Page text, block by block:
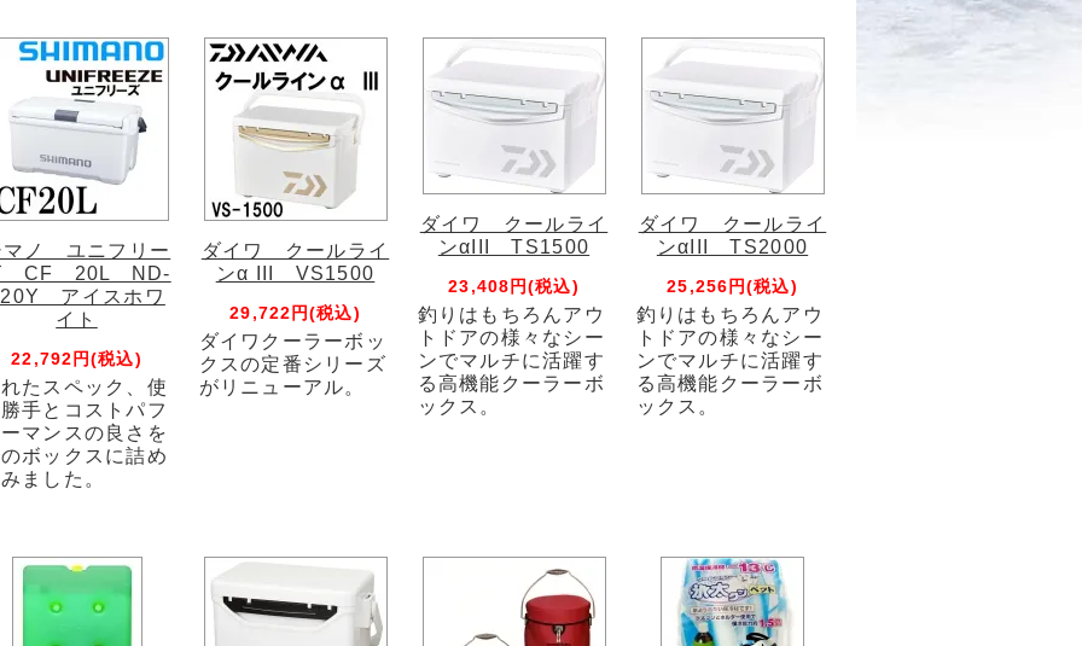
マノ ユニフリー
CF 20L ND-
アイスホワ
イト
22,792円(税込)
たスペック、使
手とコストパフ
マンスの良さを
ボックスに詰め
ました。
ダイワ クールライ
ンα III VS1500
29,722円(税込)
ダイワクーラーボッ
クスの定番シリーズ
がリニューアル。
ダイワ クールライ
ンαIII TS1500
23,408円(税込)
釣りはもちろんアウ
トドアの様々なシー
ンでマルチに活躍す
る高機能クーラーボ
ックス。
ダイワ クールライ
ンαIII TS2000
25,256円(税込)
釣りはもちろんアウ
トドアの様々なシー
ンでマルチに活躍す
る高機能クーラーボ
ックス。